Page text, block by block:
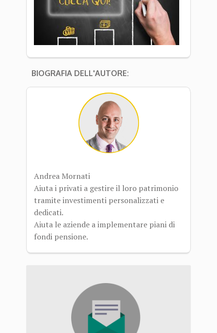
BIOGRAFIA DELL'AUTORE:
Andrea Mornati
Aiuta i privati a gestire il loro patrimonio
tramite investimenti personalizzati e
dedicati.
Aiuta le aziende a implementare piani di
fondi pensione.